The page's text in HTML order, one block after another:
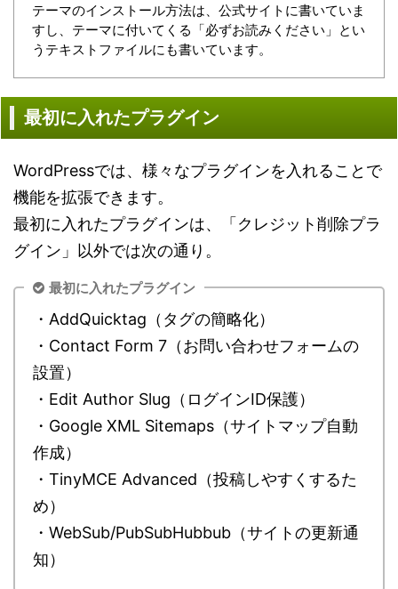
テーマのインストール方法は、公式サイトに書いていま
すし、テーマに付いてくる「必ずお読みください」とい
うテキストファイルにも書いています。
最初に入れたプラグイン
WordPressでは、様々なプラグインを入れることで
機能を拡張できます。
最初に入れたプラグインは、「クレジット削除プラ
グイン」以外では次の通り。
最初に入れたプラグイン
・AddQuicktag（タグの簡略化）
・Contact Form 7（お問い合わせフォームの
設置）
・Edit Author Slug（ログインID保護）
・Google XML Sitemaps（サイトマップ自動
作成）
・TinyMCE Advanced（投稿しやすくするた
め）
・WebSub/PubSubHubbub（サイトの更新通
知）